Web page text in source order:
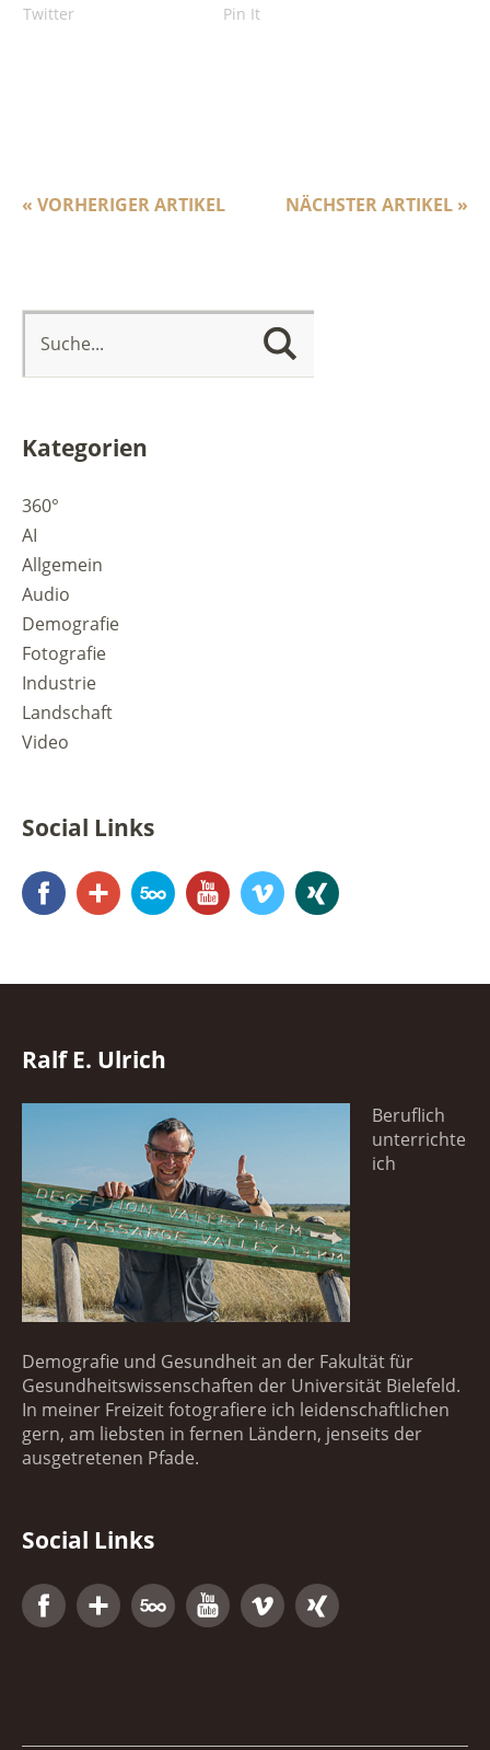
Twitter Pin It
NÄCHSTER ARTIKEL »
« VORHERIGER ARTIKEL
Kategorien
360°
AI
Allgemein
Audio
Demografie
Fotografie
Industrie
Landschaft
Video
Social Links
FacebookGoogle+500px YouTubeVimeo
Ralf E. Ulrich
Beruflich
unterrichte
ich
Demografie und Gesundheit an der Fakultät für
Gesundheitswissenschaften der Universität Bielefeld.
In meiner Freizeit fotografiere ich leidenschaftlichen
gern, am liebsten in fernen Ländern, jenseits der
ausgetretenen Pfade.
Social Links
FacebookGoogle+500px YouTubeVimeo